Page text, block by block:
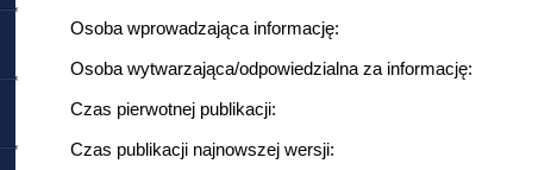
Osoba wprowadzająca informację:
Osoba wytwarzająca/odpowiedzialna za informację:
Czas pierwotnej publikacji:
Czas publikacji najnowszej wersji: